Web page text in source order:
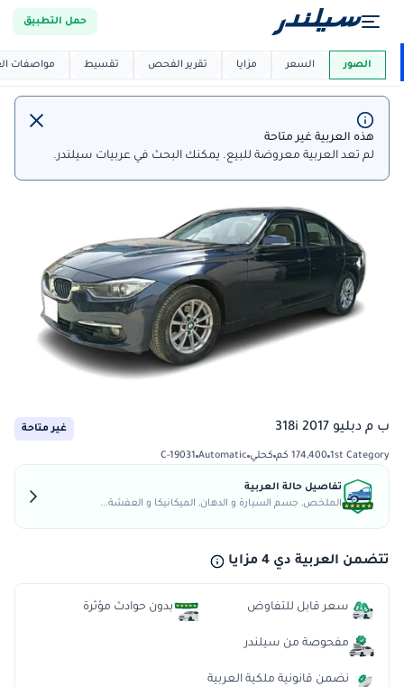
حمل التطبيق
العربية دي ماركت
هذه العربية غير متاحة
لم تعد العربية معروضة للبيع. يمكنك البحث في عربيات سيلندر.
ب م دبليو 318i 2017 غير متاحة
1st Category 174,400 كم كحلي Automatic
C-19031
تفاصيل حالة العربية
الملخص, جسم السيارة و الدهان, الميكانيكا و العفشة...
تتضمن العربية دي 4 مزايا
سعر قابل للتفاوض
مفحوصة من سيلندر
نضمن قانونية ملكية العربية
بدون حوادث مؤثرة
الصور السعر مزايا تقرير الفحص تقسيط مواصفات